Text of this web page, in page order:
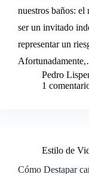
nuestros baños:
ser un invitado
representar un
Pedro
1
Estilo de
Cómo Destapar